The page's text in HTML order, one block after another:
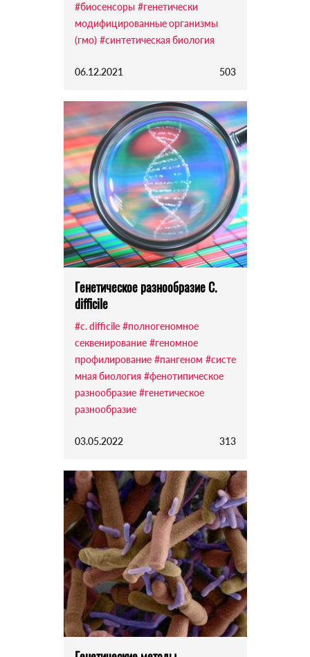
#биосенсоры #генетически
модифицированные организмы
(гмо) #синтетическая биология
06.12.2021 503
Генетическое разнообразие C.
difficile
#c. difficile #полногеномное
секвенирование #геномное
профилирование #пангеном #систе
мная биология #фенотипическое
разнообразие #генетическое
разнообразие
03.05.2022 313